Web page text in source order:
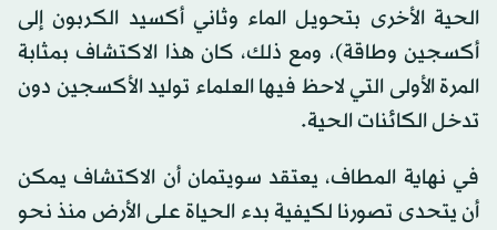
الحية الأخرى بتحويل الماء وثاني أكسيد الكربون إلى
أكسجين وطاقة)، ومع ذلك، كان هذا الاكتشاف بمثابة
المرة الأولى التي لاحظ فيها العلماء توليد الأكسجين دون
تدخل الكائنات الحية.
في نهاية المطاف، يعتقد سويتمان أن الاكتشاف يمكن
أن يتحدى تصورنا لكيفية بدء الحياة على الأرض منذ نحو